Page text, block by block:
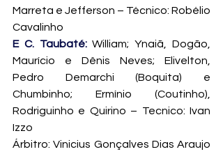
Marreta e Jefferson – Técnico: Robélio
Cavalinho
E C. Taubaté: William; Ynaiã, Dogão,
Maurício e Dênis Neves; Elivelton,
Pedro Demarchi (Boquita) e
Chumbinho; Ermínio (Coutinho),
Rodriguinho e Quirino – Tecnico: Ivan
Izzo
Árbitro: Vinicius Gonçalves Dias Araujo